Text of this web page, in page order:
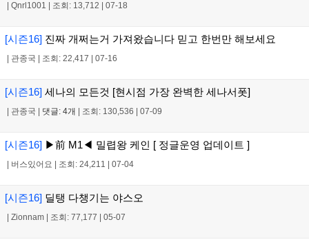
Qnrl1001 조회: 13,712 07-18
[시즌16] 진짜 개쩌는거 가져왔습니다 믿고 한번만 해보세요
관종국 조회: 22,417 07-16
[시즌16] 세나의 모든것 [현시점 가장 완벽한 세나서폿]
관종국 댓글: 4개 조회: 130,536 07-09
[시즌16] ▶前 M1◀ 밀렵왕 케인 [ 정글운영 업데이트 ]
버스있어요 조회: 24,211 07-04
[시즌16] 딜탱 다챙기는 야스오
Zionnam 조회: 77,177 05-07